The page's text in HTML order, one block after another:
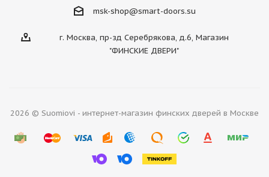
msk-shop@smart-doors.su
г. Москва, пр-зд Серебрякова, д.6, Магазин
"ФИНСКИЕ ДВЕРИ"
2026 © Suomiovi - интернет-магазин финских дверей в Москве